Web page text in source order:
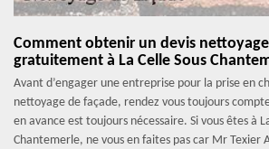
Comment obtenir un devis
gratuitement à La Celle Sous
Avant d’engager une entreprise pour la prise en
nettoyage de façade, rendez vous toujours
en avance est toujours nécessaire. Si vous êtes à
Chantemerle, ne vous en faites pas car Mr Texier